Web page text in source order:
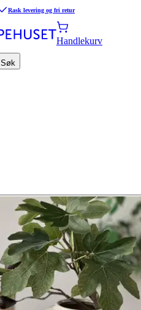
Rask levering og fri retur
Søk
Handlekurv